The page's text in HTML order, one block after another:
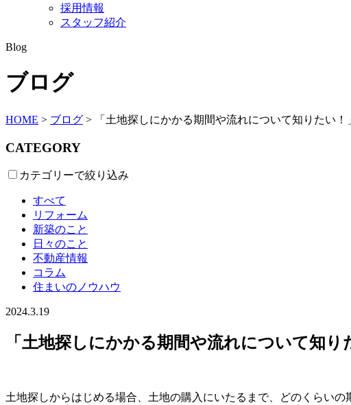
採用情報
スタッフ紹介
Blog
ブログ
HOME > ブログ > 「土地探しにかかる期間や流れについて知りたい
CATEGORY
カテゴリーで絞り込み
すべて
リフォーム
新築のこと
日々のこと
不動産情報
コラム
住まいのノウハウ
2024.3.19
「土地探しにかかる期間や流れについて知
土地探しからはじめる場合、土地の購入にいたるまで、どのくらい